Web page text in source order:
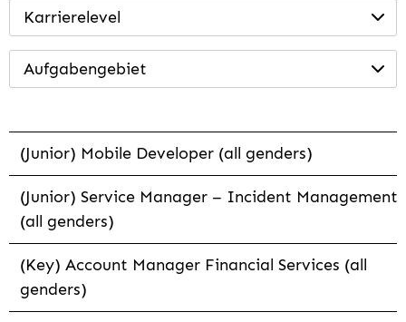
Karrierelevel
Aufgabengebiet
(Junior) Mobile Developer (all genders)
(Junior) Service Manager – Incident Management
(all genders)
(Key) Account Manager Financial Services (all
genders)